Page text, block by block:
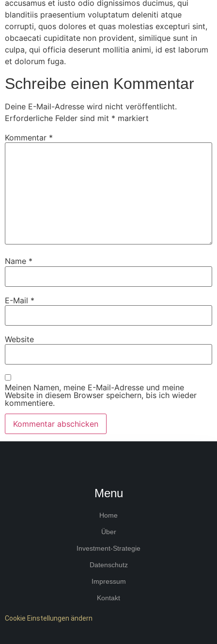
accusamus et iusto odio dignissimos ducimus, qui
blanditiis praesentium voluptatum deleniti atque
corrupti, quos dolores et quas molestias excepturi sint,
obcaecati cupiditate non provident, similique sunt in
culpa, qui officia deserunt mollitia animi, id est laborum
et dolorum fuga.
Schreibe einen Kommentar
Deine E-Mail-Adresse wird nicht veröffentlicht.
Erforderliche Felder sind mit * markiert
Kommentar *
Name *
E-Mail *
Website
Meinen Namen, meine E-Mail-Adresse und meine
Website in diesem Browser speichern, bis ich wieder
kommentiere.
Menu
Home
Über
Investment-Strategie
Datenschutz
Impressum
Kontakt
Cookie Einstellungen ändern